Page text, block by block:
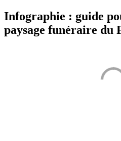
Infographie : guide
paysage funéraire du